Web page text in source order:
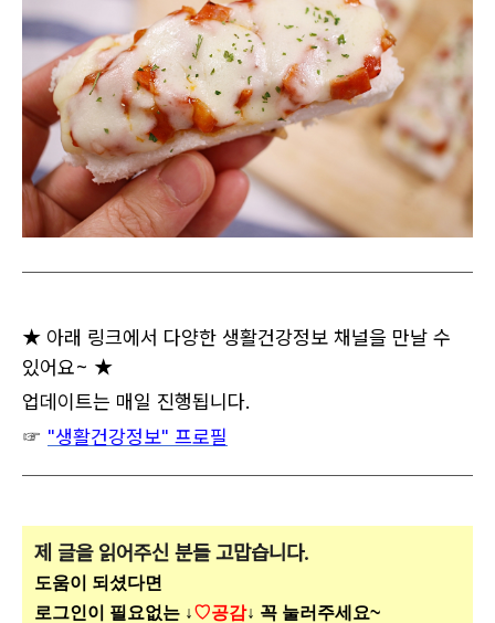
★ 아래 링크에서 다양한 생활건강정보 채널을 만날 수
있어요~ ★
업데이트는 매일 진행됩니다.
☞ "생활건강정보" 프로필
제 글을 읽어주신 분들 고맙습니다.
도움이 되셨다면
로그인이 필요없는 ↓♡공감↓ 꼭 눌러주세요~